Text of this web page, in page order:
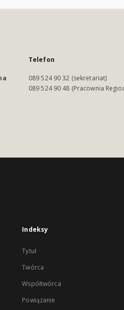
Telefon
089 524 90 32 (sekretariat)
089 524 90 48 (Pracownia
Indeksy
Tytuł
Twórca
Współtwórca
Powiązanie